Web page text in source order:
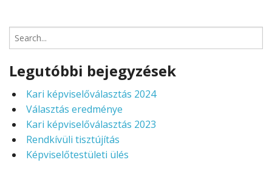
Search
Legutóbbi bejegyzések
Kari képviselőválasztás 2024
Választás eredménye
Kari képviselőválasztás 2023
Rendkívüli tisztújítás
Képviselőtestületi ülés